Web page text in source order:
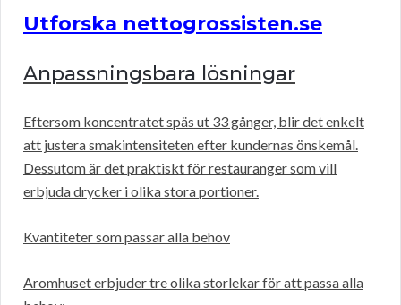
Utforska nettogrossisten.se
Anpassningsbara lösningar
Eftersom koncentratet späs ut 33 gånger, blir det enkelt
att justera smakintensiteten efter kundernas önskemål.
Dessutom är det praktiskt för restauranger som vill
erbjuda drycker i olika stora portioner.
Kvantiteter som passar alla behov
Aromhuset erbjuder tre olika storlekar för att passa alla